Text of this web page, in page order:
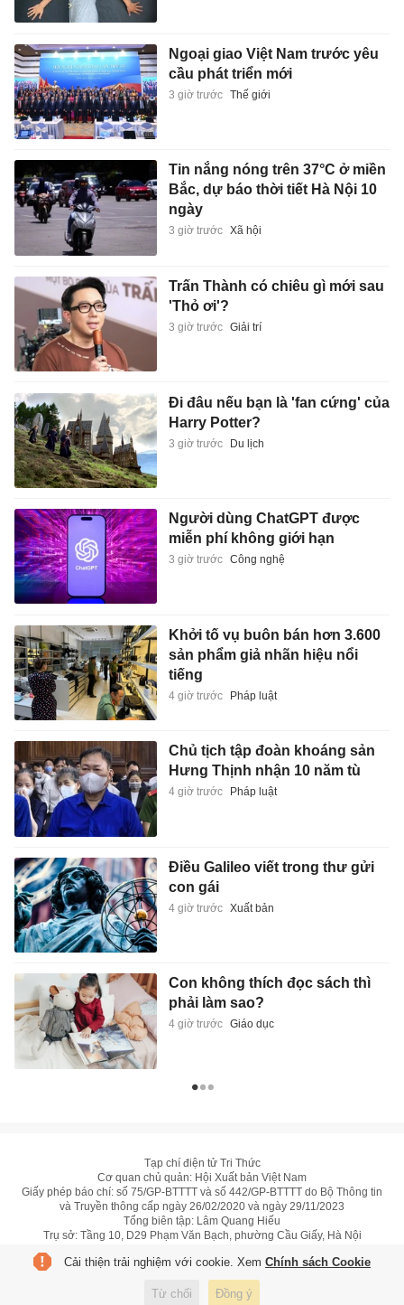
Ngoại giao Việt Nam trước yêu
cầu phát triển mới
3 giờ trước Thế giới
Tin nắng nóng trên 37°C ở miền
Bắc, dự báo thời tiết Hà Nội 10
ngày
3 giờ trước Xã hội
Trấn Thành có chiêu gì mới sau
'Thỏ ơi'?
3 giờ trước Giải trí
Đi đâu nếu bạn là 'fan cứng' của
Harry Potter?
3 giờ trước Du lịch
Người dùng ChatGPT được
miễn phí không giới hạn
3 giờ trước Công nghệ
Khởi tố vụ buôn bán hơn 3.600
sản phẩm giả nhãn hiệu nổi
tiếng
4 giờ trước Pháp luật
Chủ tịch tập đoàn khoáng sản
Hưng Thịnh nhận 10 năm tù
4 giờ trước Pháp luật
Điều Galileo viết trong thư gửi
con gái
4 giờ trước Xuất bản
Con không thích đọc sách thì
phải làm sao?
4 giờ trước Giáo dục
Tạp chí điện tử Tri Thức
Cơ quan chủ quản: Hội Xuất bản Việt Nam
Giấy phép báo chí: số 75/GP-BTTTT và số 442/GP-BTTTT do Bộ Thông tin
và Truyền thông cấp ngày 26/02/2020 và ngày 29/11/2023
Tổng biên tập: Lâm Quang Hiếu
Trụ sở: Tầng 10, D29 Phạm Văn Bạch, phường Cầu Giấy, Hà Nội
toasoan@znews.vn
Toàn bộ bản quyền thuộc Tri Thức
Cải thiện trải nghiệm với cookie. Xem Chính sách Cookie
Từ chối Đồng ý